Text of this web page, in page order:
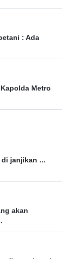
: Ada
Metro
janjikan ...
akan